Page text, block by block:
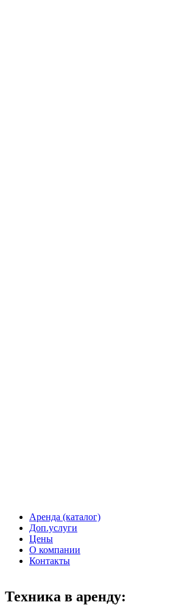
Меню
Аренда (каталог)
Доп.услуги
Цены
О компании
Контакты
Техника в аренду: